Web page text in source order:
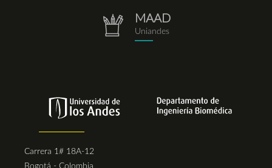
repositorio.png
MAAD
Uniandes
Carrera 1# 18A-12
Bogotá - Colombia